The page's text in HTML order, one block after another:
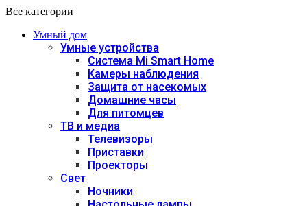
Все категории
Умный дом
Умные устройства
Система Mi Smart Home
Камеры наблюдения
Защита от насекомых
Домашние часы
Для питомцев
ТВ и медиа
Телевизоры
Приставки
Проекторы
Свет
Ночники